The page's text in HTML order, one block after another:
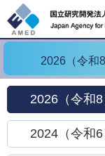
2026（令和
2026（令和
2024（令和